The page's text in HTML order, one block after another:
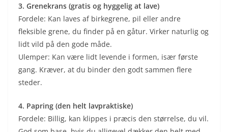
3. Grenekrans (gratis og hyggelig at lave)
Fordele: Kan laves af birkegrene, pil eller andre
fleksible grene, du finder på en gåtur. Virker naturlig og
lidt vild på den gode måde.
Ulemper: Kan være lidt levende i formen, især første
gang. Kræver, at du binder den godt sammen flere
steder.
4. Papring (den helt lavpraktiske)
Fordele: Billig, kan klippes i præcis den størrelse, du vil.